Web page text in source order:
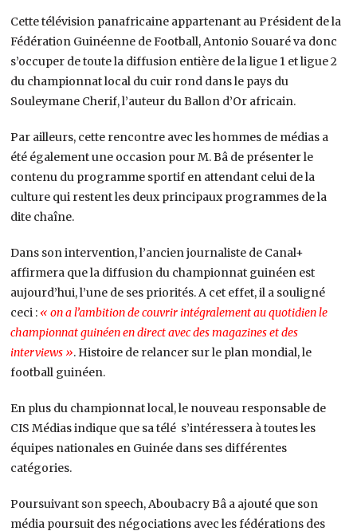
Cette télévision panafricaine appartenant au Président de la
Fédération Guinéenne de Football, Antonio Souaré va donc
s’occuper de toute la diffusion entière de la ligue 1 et ligue 2
du championnat local du cuir rond dans le pays du
Souleymane Cherif, l’auteur du Ballon d’Or africain.
Par ailleurs, cette rencontre avec les hommes de médias a
été également une occasion pour M. Bâ de présenter le
contenu du programme sportif en attendant celui de la
culture qui restent les deux principaux programmes de la
dite chaîne.
Dans son intervention, l’ancien journaliste de Canal+
affirmera que la diffusion du championnat guinéen est
aujourd’hui, l’une de ses priorités. A cet effet, il a souligné
ceci : « on a l’ambition de couvrir intégralement au quotidien le
championnat guinéen en direct avec des magazines et des
interviews ». Histoire de relancer sur le plan mondial, le
football guinéen.
En plus du championnat local, le nouveau responsable de
CIS Médias indique que sa télé s’intéressera à toutes les
équipes nationales en Guinée dans ses différentes
catégories.
Poursuivant son speech, Aboubacry Bâ a ajouté que son
média poursuit des négociations avec les fédérations des